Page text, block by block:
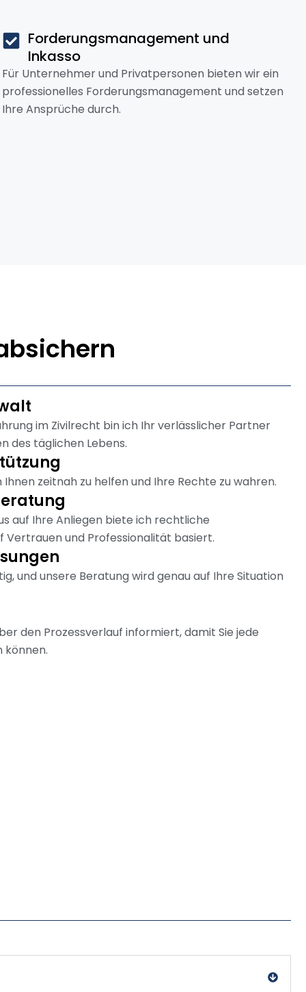
Forderungsmanagement und
Inkasso
Für Unternehmer und Privatpersonen bieten wir ein
professionelles Forderungsmanagement und setzen
Ihre Ansprüche durch.
im Zivilrecht bin ich Ihr verlässlicher Partner
des täglichen Lebens.
zeitnah zu helfen und Ihre Rechte zu wahren.
auf Ihre Anliegen biete ich rechtliche
Vertrauen und Professionalität basiert.
und unsere Beratung wird genau auf Ihre Situation
den Prozessverlauf informiert, damit Sie jede
können.